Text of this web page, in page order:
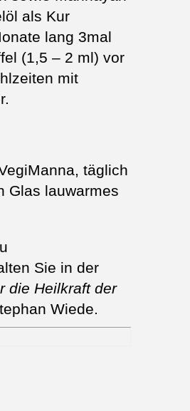
als Kur
lang 3mal
(1,5 – 2 ml) vor
mit
täglich
Glas lauwarmes
Sie in der
die Heilkraft der
Wiede.